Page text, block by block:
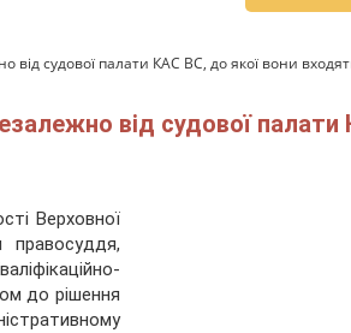
від судової палати КАС ВС, до якої вони
від судової
Верховної
правосуддя,
до рішення